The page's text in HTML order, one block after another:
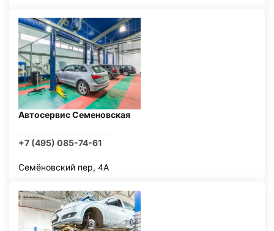
Автосервис Семеновская
+7 (495) 085-74-61
Семёновский пер, 4А